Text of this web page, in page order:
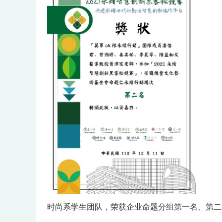
时尚系学生团队，荣获企业命题分组第一名、第